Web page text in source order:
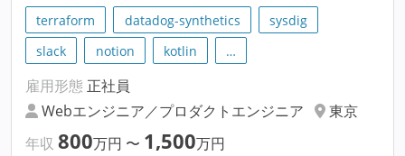
terraform datadog-synthetics
sysdig
slack
notion kotlin …
雇用形態 正社員
Webエンジニア／プロダクトエンジニア
東京
年収 800万円 〜 1,500万円